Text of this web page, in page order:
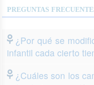
PREGUNTAS
¿Por qué se
infantil cada cierto
¿Cuáles son los